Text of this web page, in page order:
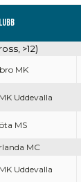
>12)
MK
Uddevalla
MS
MC
Uddevalla